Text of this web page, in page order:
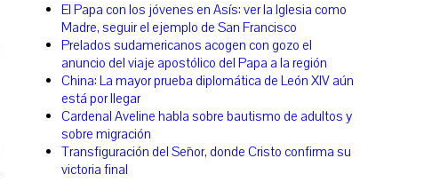
El Papa con los jóvenes en Asís: ver la Iglesia como
Madre, seguir el ejemplo de San Francisco
Prelados sudamericanos acogen con gozo el
anuncio del viaje apostólico del Papa a la región
China: La mayor prueba diplomática de León XIV aún
está por llegar
Cardenal Aveline habla sobre bautismo de adultos y
sobre migración
Transfiguración del Señor, donde Cristo confirma su
victoria final